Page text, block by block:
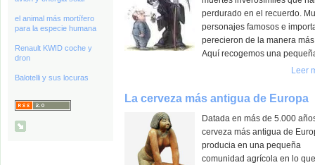
el animal más mortífero
para la especie humana
Renault KWID coche y
dron
Balotelli y sus locuras
perdurado en el recuerdo.
personajes famosos e
perecieron de la manera
Aquí recogemos una
Leer
La cerveza más antigua de Europa
Datada en más de 5.000
cerveza más antigua de
producia en una pequeña
comunidad agrícola en lo